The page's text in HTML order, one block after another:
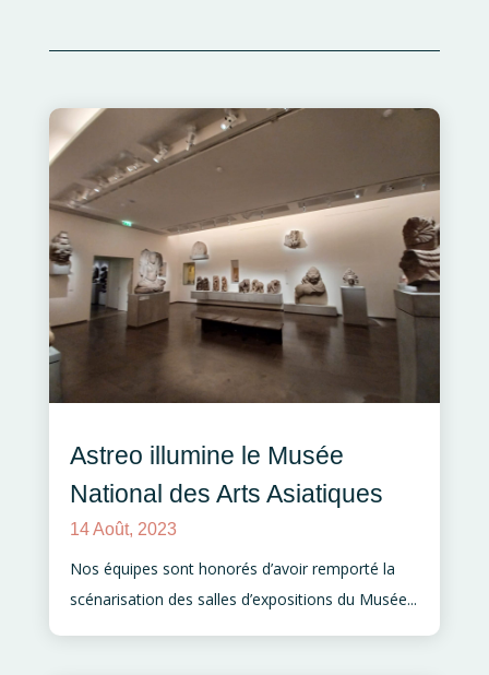
Astreo illumine le Musée
National des Arts Asiatiques
14 Août, 2023
Nos équipes sont honorés d’avoir remporté la
scénarisation des salles d’expositions du Musée...